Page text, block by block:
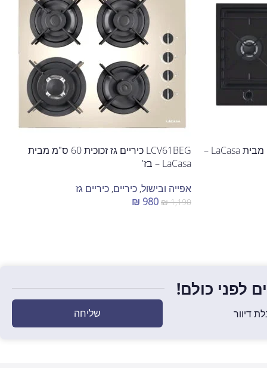
LCT90FLMB כיריים גז 5 מבערים מבית LaCasa –
LCV61BEG כיריים גז זכוכית 60 ס"מ מבית
LaCasa – בז'
אפייה ובישול, כיריים, כיריים גז
₪1,190
₪ 980
לפני כולם!
דיוור שליחה